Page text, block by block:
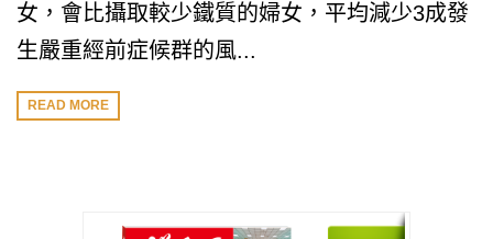
女，會比攝取較少鐵質的婦女，平均減少3成發
生嚴重經前症候群的風...
READ MORE